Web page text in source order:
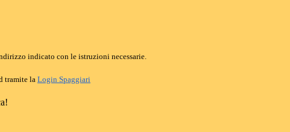
indicato con le istruzioni necessarie.
tramite la Login Spaggiari